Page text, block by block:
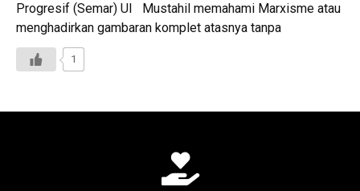
Progresif (Semar) UI Mustahil memahami Marxisme atau
menghadirkan gambaran komplet atasnya tanpa
1